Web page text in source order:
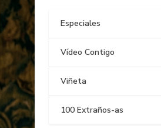
Especiales
Vídeo Contigo
Viñeta
100 Extraños-as